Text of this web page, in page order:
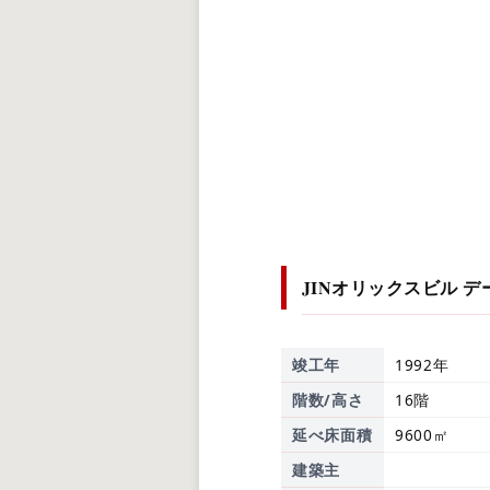
JINオリックスビル デ
竣工年
1992年
階数/高さ
16階
延べ床面積
9600㎡
建築主